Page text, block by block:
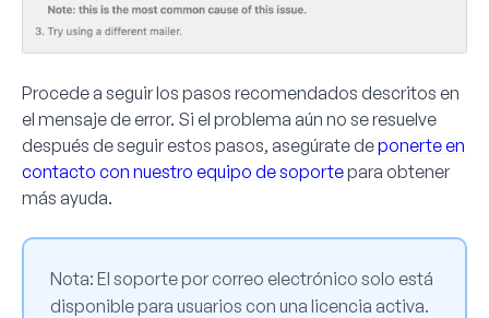
Procede a seguir los pasos recomendados descritos en
el mensaje de error. Si el problema aún no se resuelve
después de seguir estos pasos, asegúrate deponerte en
contacto con nuestro equipo de soportepara obtener
más ayuda.
Nota: El soporte por correo electrónico solo está
disponible para usuarios con una licencia activa.